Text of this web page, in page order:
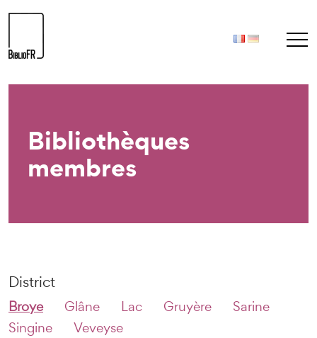
Bibliothèques
membres
District
Broye Glâne Lac Gruyère
Sarine
Singine
Veveyse